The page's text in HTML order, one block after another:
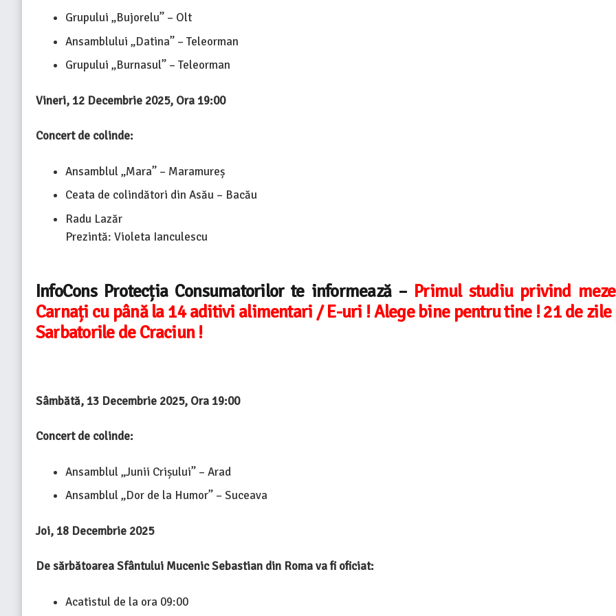
Grupului „Bujorelu” – Olt
Ansamblului „Datina” – Teleorman
Grupului „Burnasul” – Teleorman
Vineri, 12 Decembrie 2025, Ora 19:00
Concert de colinde:
Ansamblul „Mara” – Maramureș
Ceata de colindători din Asău – Bacău
Radu Lazăr
Prezintă: Violeta Ianculescu
InfoCons Protecția Consumatorilor te informează – Primul studiu privind
Carnați cu până la 14 aditivi alimentari / E-uri ! Alege bine pentru tine ! 21 de zile
Sarbatorile de Craciun !
Sâmbătă, 13 Decembrie 2025, Ora 19:00
Concert de colinde:
Ansamblul „Junii Crișului” – Arad
Ansamblul „Dor de la Humor” – Suceava
Joi, 18 Decembrie 2025
De sărbătoarea Sfântului Mucenic Sebastian din Roma va fi oficiat:
Acatistul de la ora 09:00